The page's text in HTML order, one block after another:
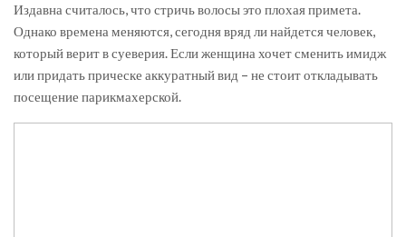
Издавна считалось, что стричь волосы это плохая примета.
Однако времена меняются, сегодня вряд ли найдется человек,
который верит в суеверия. Если женщина хочет сменить имидж
или придать прическе аккуратный вид – не стоит откладывать
посещение парикмахерской.